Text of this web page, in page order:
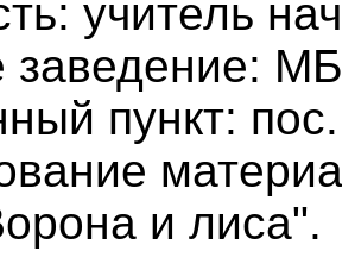
учитель
заведение:
пункт:
и лиса".